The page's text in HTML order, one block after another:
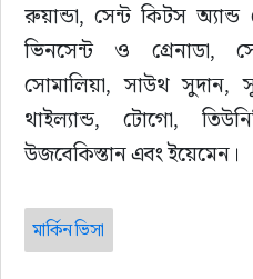
রুয়ান্ডা, সেন্ট কিটস
ভিনসেন্ট ও গ্রেনাডা,
সোমালিয়া, সাউথ সুদান,
থাইল্যান্ড, টোগো,
উজবেকিস্তান এবং ইয়েমেন।
মার্কিন ভিসা